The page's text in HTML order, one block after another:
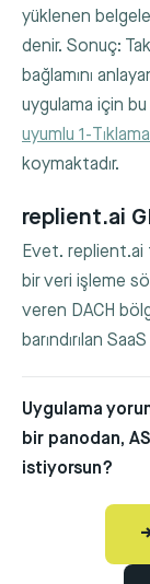
yüklenen
denir. Sonuç:
bağlamını
uygulama için
uyumlu 1-
koymaktadır.
replient.ai
Evet. replient.ai
bir veri işleme
veren DACH
barındırılan
Uygulama
bir panodan,
istiyorsun?